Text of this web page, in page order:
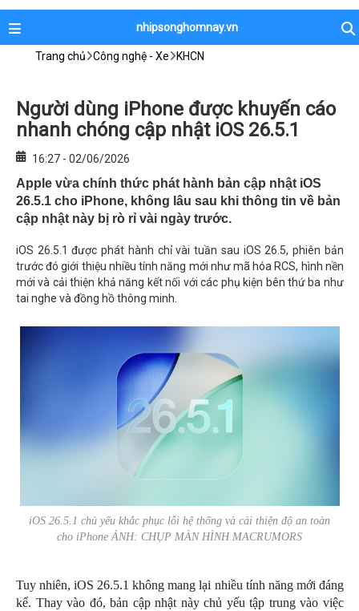
nhipsonghomnay.vn
Trang chủ Công nghệ - Xe KHCN
Người dùng iPhone được khuyến cáo
nhanh chóng cập nhật iOS 26.5.1
16:27 - 02/06/2026
Apple vừa chính thức phát hành bản cập nhật iOS
26.5.1 cho iPhone, không lâu sau khi thông tin về bản
cập nhật này bị rò rỉ vài ngày trước.
iOS 26.5.1 được phát hành chỉ vài tuần sau iOS 26.5, phiên bản
trước đó giới thiệu nhiều tính năng mới như mã hóa RCS, hình nền
mới và cải thiện khả năng kết nối với các phụ kiện bên thứ ba như
tai nghe và đồng hồ thông minh.
iOS 26.5.1 chủ yếu khắc phục lỗi hệ thống và cải thiện độ an toàn
cho iPhone ẢNH: CHỤP MÀN HÌNH MACRUMORS
Tuy nhiên, iOS 26.5.1 không mang lại nhiều tính năng mới đáng
kể. Thay vào đó, bản cập nhật này chủ yếu tập trung vào việc